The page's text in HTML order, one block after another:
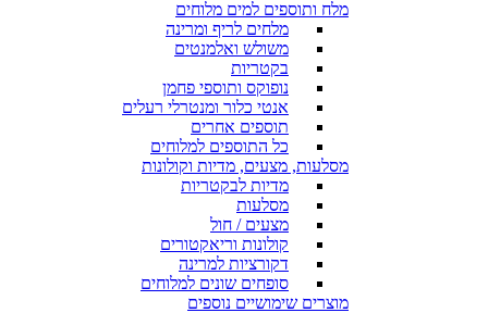
מלח ותוספים למים מלוחים
מלחים לריף ומרינה
משולש ואלמנטים
בקטריות
נופוקס ותוספי פחמן
אנטי כלור ומנטרלי רעלים
תוספים אחרים
כל התוספים למלוחים
מסלעות, מצעים, מדיות וקולונות
מדיות לבקטריות
מסלעות
מצעים / חול
קולונות וריאקטורים
דקורציות למרינה
סופחים שונים למלוחים
מוצרים שימושיים נוספים